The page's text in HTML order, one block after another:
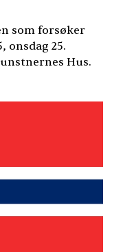
som forsøker
onsdag 25.
Hus.